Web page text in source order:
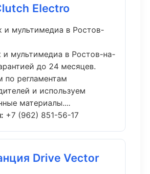
Electro
и мультимедиа в Ростов-
и мультимедиа в Ростов-на-
до 24 месяцев.
по регламентам
и используем
материалы....
+7 (962) 851-56-17
Drive Vector